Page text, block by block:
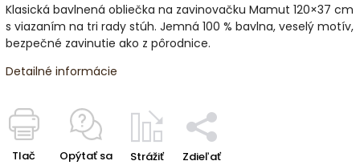
Klasická bavlnená obliečka na zavinovačku Mamut 120×37 cm
s viazaním na tri rady stúh. Jemná 100 % bavlna, veselý motív,
bezpečné zavinutie ako z pôrodnice.
Detailné informácie
Tlač Opýtať sa Strážiť Zdieľať